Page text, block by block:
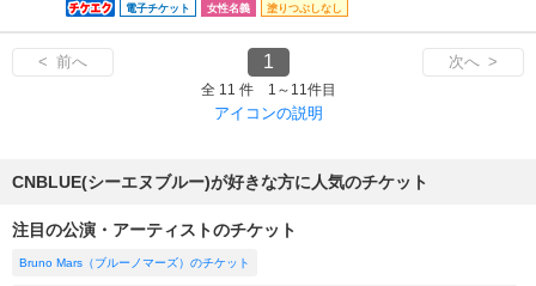
電子チケット 女性名義 塗りつぶしなし
< 前へ 1 次へ >
全 11 件 1～11件目
アイコンの説明
CNBLUE(シーエヌブルー)が好きな方に人気のチケット
注目の公演・アーティストのチケット
Bruno Mars（ブルーノマーズ）のチケット